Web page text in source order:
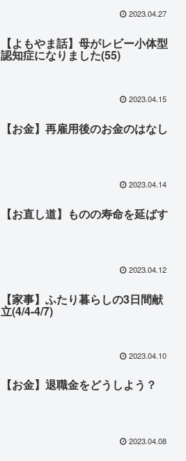
2023.04.27
【よもやま話】母がレビー小体型
認知症になりました(55)
2023.04.15
【お金】再雇用後のお金のはなし
2023.04.14
【お直し道】ものの寿命を延ばす
2023.04.12
【家事】ふたり暮らしの3日間献
立(4/4-4/7)
2023.04.10
【お金】退職金をどうしよう？
2023.04.08